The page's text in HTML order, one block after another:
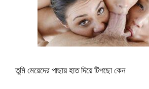
তুমি মেয়েদের পাছায় হাত দিয়ে টিপছো কেন